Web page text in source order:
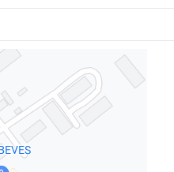
súkromia